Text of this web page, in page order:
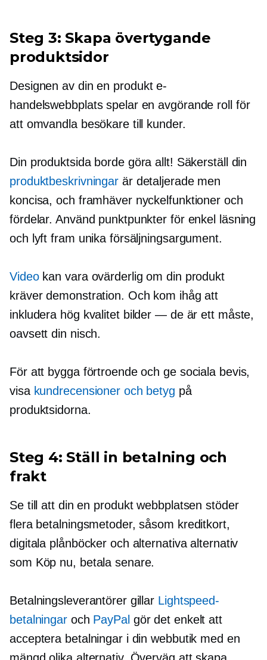
Steg 3: Skapa övertygande
produktsidor
Designen av dinen produkte-
handelswebbplats spelar en avgörande roll för
att omvandla besökare till kunder.
Din produktsida borde göra allt! Säkerställ din
produktbeskrivningar är detaljerade men
koncisa, och framhäver nyckelfunktioner och
fördelar. Använd punktpunkter för enkel läsning
och lyft fram unika försäljningsargument.
Videokan vara ovärderlig om din produkt
kräver demonstration. Och kom ihåg att
inkludera hög kvalitetbilder — de är ett måste,
oavsett din nisch.
För att bygga förtroende och ge sociala bevis,
visa kundrecensioner och betyg på
produktsidorna.
Steg 4: Ställ in betalning och
frakt
Se till att dinen produktwebbplatsen stöder
flera betalningsmetoder, såsom kreditkort,
digitala plånböcker och alternativa alternativ
som Köp nu, betala senare.
Betalningsleverantörer gillar Lightspeed-
betalningaroch PayPal gör det enkelt att
acceptera betalningar i din webbutik med en